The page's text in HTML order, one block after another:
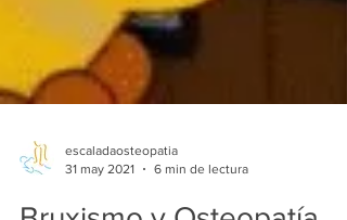
31 may 2021
6 min de lectura